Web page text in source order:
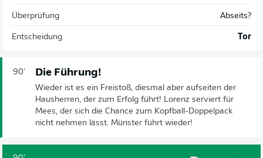
Überprüfung Abseits?
Entscheidung Tor
90' Die Führung!
Wieder ist es ein Freistoß, diesmal aber aufseiten der
Hausherren, der zum Erfolg führt! Lorenz serviert für
Mees, der sich die Chance zum Kopfball-Doppelpack
nicht nehmen lässt. Münster führt wieder!